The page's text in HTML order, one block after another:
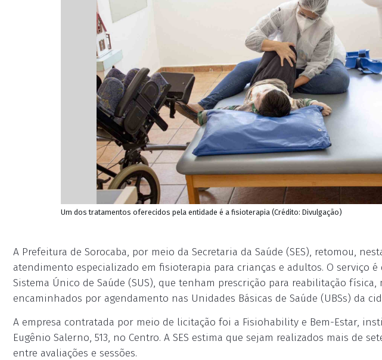
Um dos tratamentos oferecidos pela entidade é a fisioterapia (Crédito: Divulgação)
A Prefeitura de Sorocaba, por meio da Secretaria da Saúde (SES), retomou,
atendimento especializado em fisioterapia para crianças e adultos. O serviço
Sistema Único de Saúde (SUS), que tenham prescrição para reabilitação
encaminhados por agendamento nas Unidades Básicas de Saúde (UBSs) da
A empresa contratada por meio de licitação foi a Fisiohability e Bem-Estar,
Eugênio Salerno, 513, no Centro. A SES estima que sejam realizados mais de
entre avaliações e sessões.